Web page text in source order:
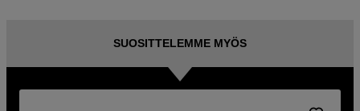
SUOSITTELEMME MYÖS